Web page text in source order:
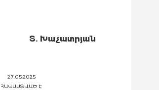
Տ. Խաչատրյան
27.05.2025
ՀԱՎԱՍՏՎԱԾ Է